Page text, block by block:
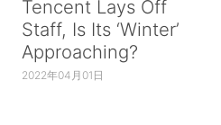
Tencent Lays Off
Staff, Is Its ‘Winter’
Approaching?
2022年04月01日